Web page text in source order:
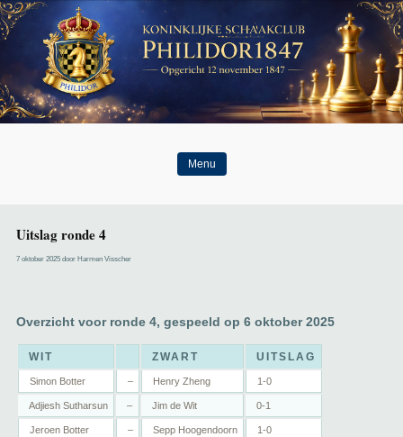
Menu
Uitslag ronde 4
7 oktober 2025 door Harmen Visscher
Overzicht voor ronde 4, gespeeld op 6 oktober 2025
WIT ZWART UITSLAG
Simon Botter – Henry Zheng 1-0
Adjiesh Sutharsun – Jim de Wit 0-1
Jeroen Botter – Sepp Hoogendoorn 1-0